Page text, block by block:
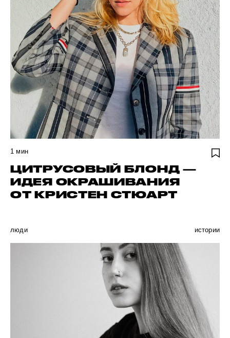
1 мин
ЦИТРУСОВЫЙ БЛОНД —
ИДЕЯ ОКРАШИВАНИЯ
ОТ КРИСТЕН СТЮАРТ
люди истории